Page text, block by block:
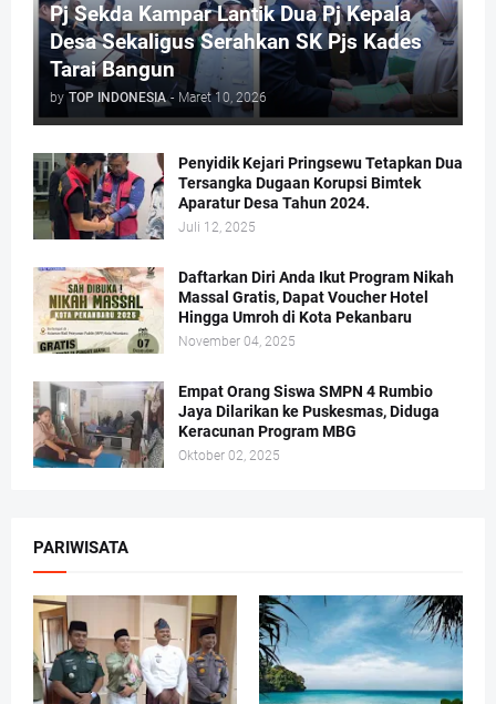
Pj Sekda Kampar Lantik Dua Pj Kepala
Desa Sekaligus Serahkan SK Pjs Kades
Tarai Bangun
by TOP INDONESIA - Maret 10, 2026
Penyidik Kejari Pringsewu Tetapkan Dua
Tersangka Dugaan Korupsi Bimtek
Aparatur Desa Tahun 2024.
Juli 12, 2025
Daftarkan Diri Anda Ikut Program Nikah
Massal Gratis, Dapat Voucher Hotel
Hingga Umroh di Kota Pekanbaru
November 04, 2025
Empat Orang Siswa SMPN 4 Rumbio
Jaya Dilarikan ke Puskesmas, Diduga
Keracunan Program MBG
Oktober 02, 2025
PARIWISATA